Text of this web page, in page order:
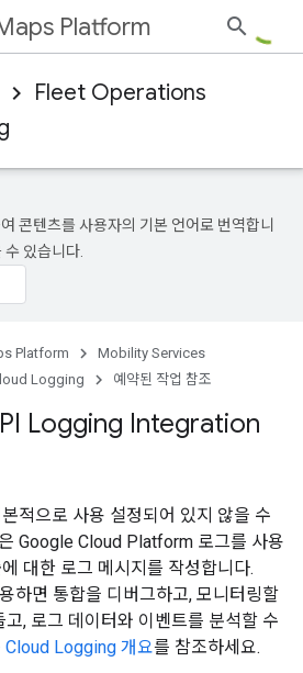
Platform
Fleet Operations
콘텐츠를 사용자의 기본 언어로 번역합니
있습니다.
Platform
Mobility Services
Logging 예약된 작업 참조
Logging Integration
적으로 사용 설정되어 있지 않을 수
Google Cloud Platform 로그를 사용
대한 로그 메시지를 작성합니다.
하면 통합을 디버그하고, 모니터링할
, 로그 데이터와 이벤트를 분석할 수
Cloud Logging 개요를 참조하세요.